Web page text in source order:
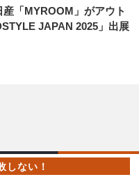
「MYROOM」がアウト
JAPAN 2025」出展